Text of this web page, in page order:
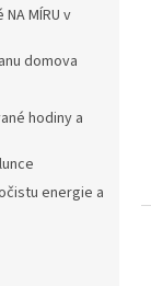
MÍRU v
domova
hodiny a
energie a